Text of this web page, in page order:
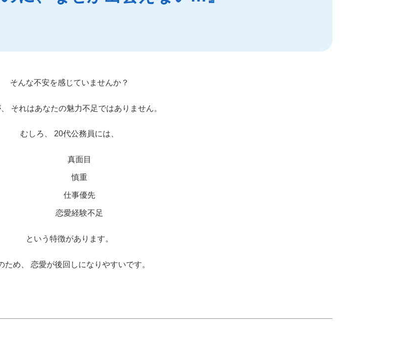
そんな不安を感じていませんか？
それはあなたの魅力不足ではありません。
むしろ、 20代公務員には、
真面目
慎重
仕事優先
恋愛経験不足
という特徴があります。
ため、 恋愛が後回しになりやすいです。